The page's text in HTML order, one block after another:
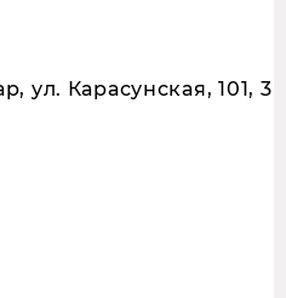
ул. Карасунская, 101, 3